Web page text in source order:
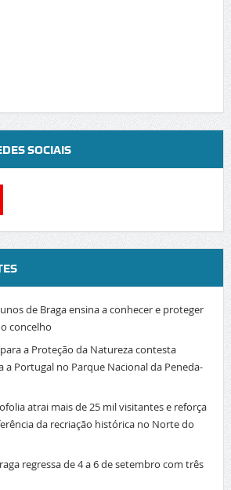
SOCIAIS
de Braga ensina a conhecer e proteger
concelho
a Proteção da Natureza contesta
a Portugal no Parque Nacional da Peneda-
atrai mais de 25 mil visitantes e reforça
da recriação histórica no Norte do
regressa de 4 a 6 de setembro com três